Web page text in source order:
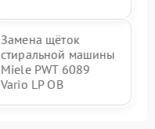
Замена щёток
стиральной машины
Miele PWT 6089
Vario LP OB